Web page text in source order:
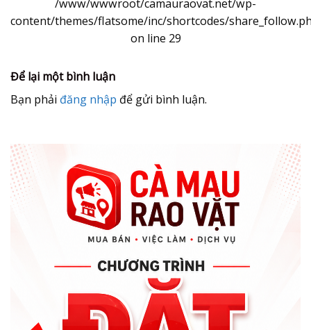
/www/wwwroot/camauraovat.net/wp-
content/themes/flatsome/inc/shortcodes/
on line 29
Để lại một bình luận
Bạn phải đăng nhập để gửi bình luận.